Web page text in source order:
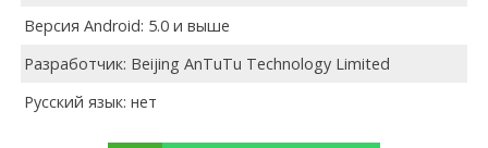
Версия Android: 5.0 и выше
Разработчик: Beijing AnTuTu Technology Limited
Русский язык: нет